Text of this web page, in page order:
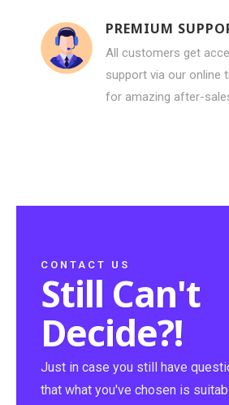
PREMIUM
All customers get
support via our online
for amazing after-
CONTACT US
Still Can't
Decide?!
Just in case you still have
that what you've chosen is